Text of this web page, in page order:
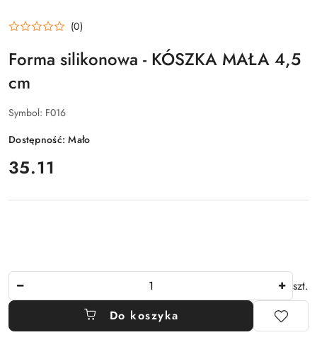
(0)
Forma silikonowa - KÓSZKA MAŁA 4,5
cm
Symbol: F016
Dostępność:Mało
cena:
35.11
szt.
Do koszyka